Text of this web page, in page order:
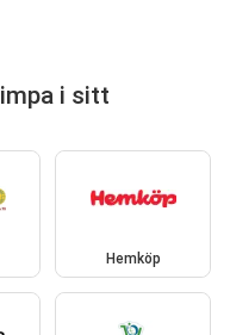
i sitt
Hemköp